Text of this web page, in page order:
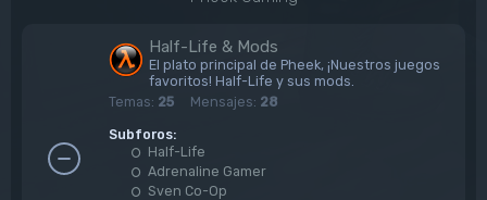
Half-Life & Mods
El plato principal de Pheek, ¡Nuestros juegos
favoritos! Half-Life y sus mods.
Temas: 25 Mensajes: 28
Subforos:
Half-Life
Adrenaline Gamer
Sven Co-Op